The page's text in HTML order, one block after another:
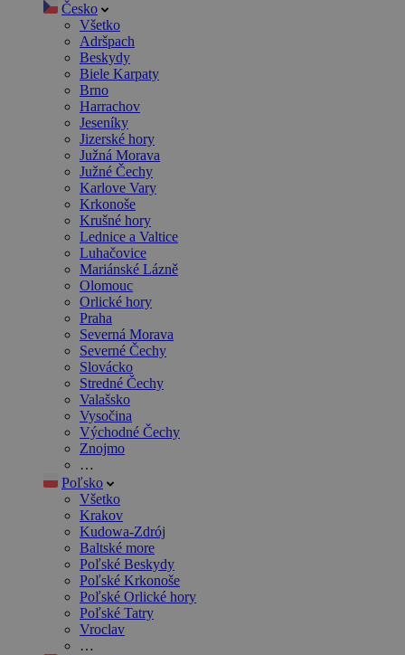
Česko
Všetko
Adršpach
Beskydy
Biele Karpaty
Brno
Harrachov
Jeseníky
Jizerské hory
Južná Morava
Južné Čechy
Karlove Vary
Krkonoše
Krušné hory
Lednice a Valtice
Luhačovice
Mariánské Lázně
Olomouc
Orlické hory
Praha
Severná Morava
Severné Čechy
Slovácko
Stredné Čechy
Valašsko
Vysočina
Východné Čechy
Znojmo
…
Poľsko
Všetko
Krakov
Kudowa-Zdrój
Baltské more
Poľské Beskydy
Poľské Krkonoše
Poľské Orlické hory
Poľské Tatry
Vroclav
…